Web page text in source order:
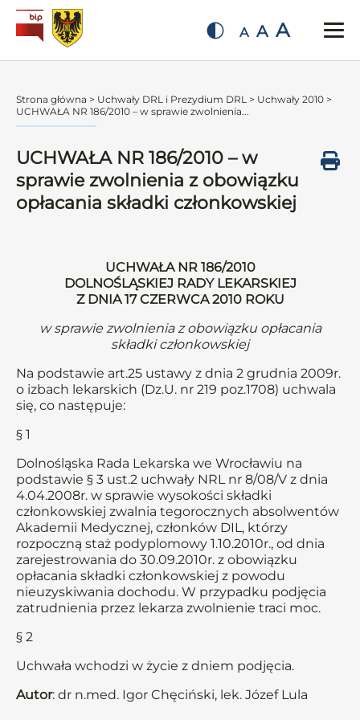
A A A
Strona główna > Uchwały DRL i Prezydium DRL > Uchwały 2010 >
UCHWAŁA NR 186/2010 – w sprawie zwolnienia...
UCHWAŁA NR 186/2010 – w
sprawie zwolnienia z obowiązku
opłacania składki członkowskiej
UCHWAŁA NR 186/2010
DOLNOŚLĄSKIEJ RADY LEKARSKIEJ
Z DNIA 17 CZERWCA 2010 ROKU
w sprawie zwolnienia z obowiązku opłacania
składki członkowskiej
Na podstawie art.25 ustawy z dnia 2 grudnia 2009r.
o izbach lekarskich (Dz.U. nr 219 poz.1708) uchwala
się, co następuje:
§ 1
Dolnośląska Rada Lekarska we Wrocławiu na
podstawie § 3 ust.2 uchwały NRL nr 8/08/V z dnia
4.04.2008r. w sprawie wysokości składki
członkowskiej zwalnia tegorocznych absolwentów
Akademii Medycznej, członków DIL, którzy
rozpoczną staż podyplomowy 1.10.2010r., od dnia
zarejestrowania do 30.09.2010r. z obowiązku
opłacania składki członkowskiej z powodu
nieuzyskiwania dochodu. W przypadku podjęcia
zatrudnienia przez lekarza zwolnienie traci moc.
§ 2
Uchwała wchodzi w życie z dniem podjęcia.
Autor: dr n.med. Igor Chęciński, lek. Józef Lula